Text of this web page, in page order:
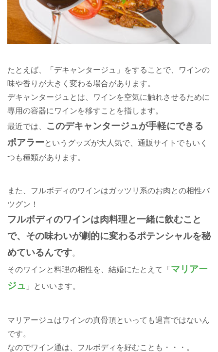
たとえば、「デキャンタージュ」をすることで、ワインの
味や香りが大きく変わる場合があります。
デキャンタージュとは、ワインを空気に触れさせるために
専用の容器にワインを移すことを指します。
最近では、
このデキャンタージュが手軽にできる
ポアラーというグッズが大人気で、通販サイトでもいく
つも種類があります。
また、フルボディのワインはガッツリ系のお肉との相性バ
ツグン！
フルボディのワインは肉料理と一緒に飲むこと
で、その味わいが劇的に変わるポテンシャルを秘
めているんです。
そのワインと料理の相性を、結婚にたとえて「 マリアー
ジュ 」といいます。
マリアージュはワインの真骨頂といっても過言ではないん
です。
なのでワイン通は、フルボディを好むことも・・・。